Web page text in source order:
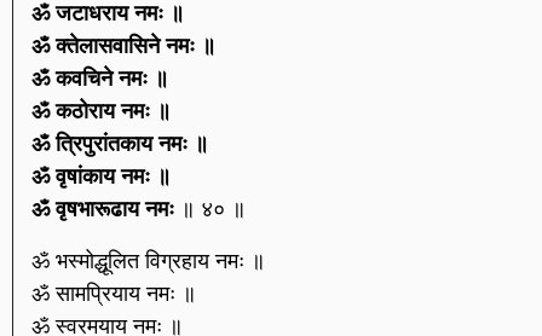
ॐ जटाधराय नमः ॥
ॐ क्तेलासवासिने नमः ॥
ॐ कवचिने नमः ॥
ॐ कठोराय नमः ॥
ॐ त्रिपुरांतकाय नमः ॥
ॐ वृषांकाय नमः ॥
ॐ वृषभारूढाय नमः ॥ ४० ॥
ॐ भस्मोद्धूलित विग्रहाय नमः ॥
ॐ सामप्रियाय नमः ॥
ॐ स्वरमयाय नमः ॥